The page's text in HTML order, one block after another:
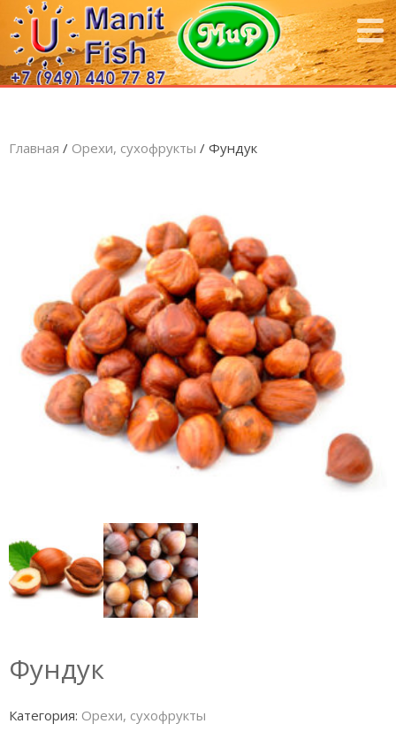
Главная / Орехи, сухофрукты / Фундук
Фундук
Категория: Орехи, сухофрукты